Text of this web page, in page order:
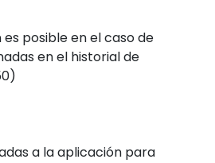
posible en el caso de
en el historial de
a la aplicación para